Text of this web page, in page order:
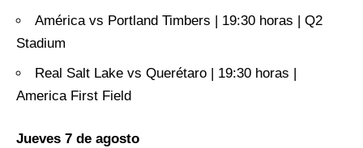
América vs Portland Timbers | 19:30 horas | Q2
Stadium
Real Salt Lake vs Querétaro | 19:30 horas |
America First Field
Jueves 7 de agosto